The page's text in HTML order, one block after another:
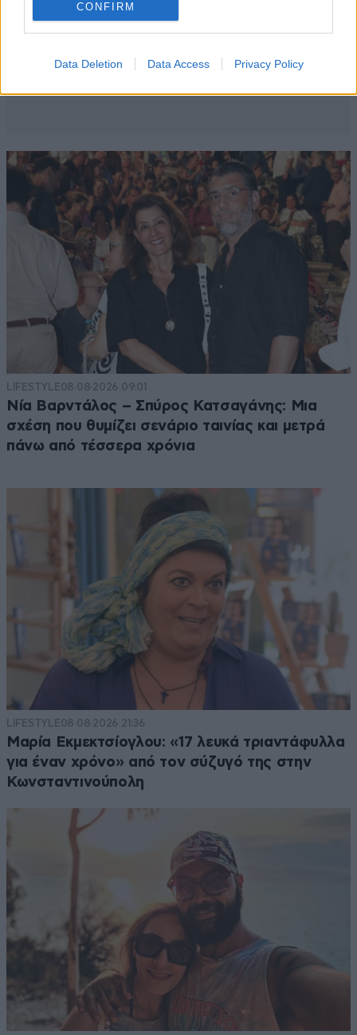
CONFIRM
Data Deletion Data Access Privacy Policy
LIFESTYLE08·08·2026 09:01
Νία Βαρντάλος – Σπύρος Κατσαγάνης: Μια
σχέση που θυμίζει σενάριο ταινίας και μετρά
πάνω από τέσσερα χρόνια
LIFESTYLE08·08·2026 21:36
Μαρία Εκμεκτσίογλου: «17 λευκά τριαντάφυλλα
για έναν χρόνο» από τον σύζυγό της στην
Κωνσταντινούπολη